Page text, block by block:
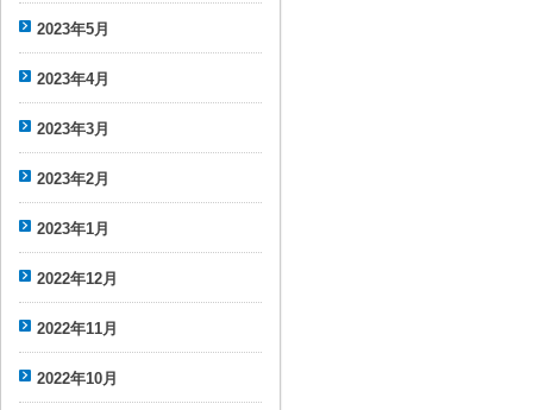
2023年5月
2023年4月
2023年3月
2023年2月
2023年1月
2022年12月
2022年11月
2022年10月